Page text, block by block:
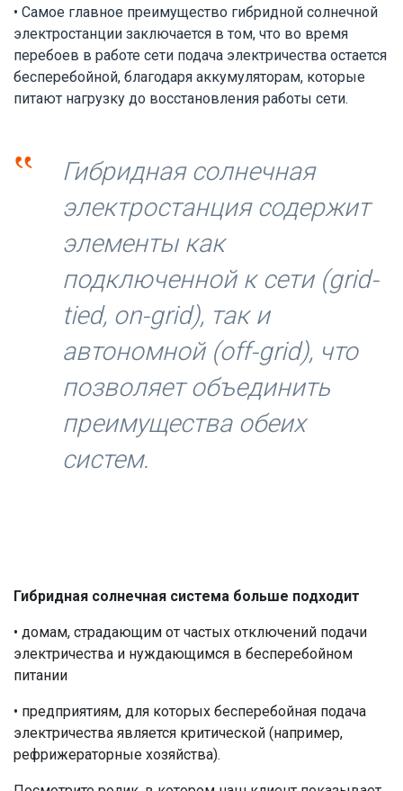
• Самое главное преимущество гибридной солнечной
электростанции заключается в том, что во время
перебоев в работе сети подача электричества остается
бесперебойной, благодаря аккумуляторам, которые
питают нагрузку до восстановления работы сети.
‟
Гибридная солнечная
электростанция содержит
элементы как
подключенной к сети (grid-
tied, on-grid), так и
автономной (off-grid), что
позволяет объединить
преимущества обеих
систем.
Гибридная солнечная система больше подходит
• домам, страдающим от частых отключений подачи
электричества и нуждающимся в бесперебойном
питании
• предприятиям, для которых бесперебойная подача
электричества является критической (например,
рефрижераторные хозяйства).